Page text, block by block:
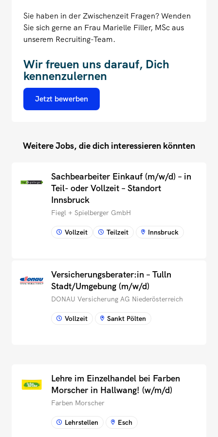
Lehre im Einzelhandel bei Farben
Morscher in Hallwang! (w/m/d)
Farben Morscher
Lehrstellen Esch
Sie haben in der Zwischenzeit Fragen? Wenden
Sie sich gerne an Frau Marielle Filler, MSc aus
unserem Recruiting-Team.
Wir freuen uns darauf, Dich
kennenzulernen
Jetzt bewerben
Weitere Jobs, die dich interessieren könnten
Sachbearbeiter Einkauf (m/w/d) – in
Teil- oder Vollzeit – Standort
Innsbruck
Fiegl + Spielberger GmbH
Vollzeit Teilzeit Innsbruck
Versicherungsberater:in – Tulln
Stadt/Umgebung (m/w/d)
DONAU Versicherung AG Niederösterreich
Vollzeit Sankt Pölten